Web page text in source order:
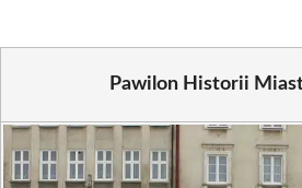
Pawilon Historii